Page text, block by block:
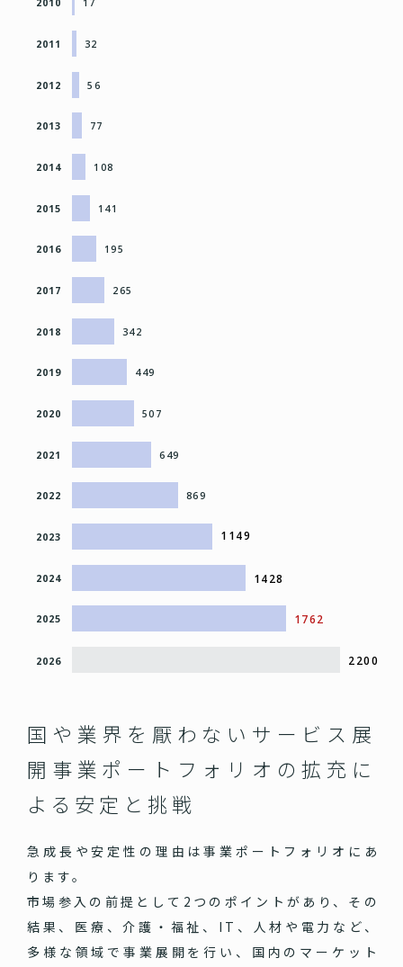
17
2010
32
2011
56
2012
77
2013
108
2014
141
2015
195
2016
265
2017
342
2018
449
2019
507
2020
649
2021
869
2022
1149
2023
1428
2024
1762
2025
2200
2026
国や業界を厭わないサービス展
開 事業ポートフォリオの拡充に
よる安定と挑戦
急成長や安定性の理由は事業ポートフォリオにあ
ります。
市場参入の前提として2つのポイントがあり、その
結果、医療、介護・福祉、IT、人材や電力など、
多様な領域で事業展開を行い、国内のマーケット